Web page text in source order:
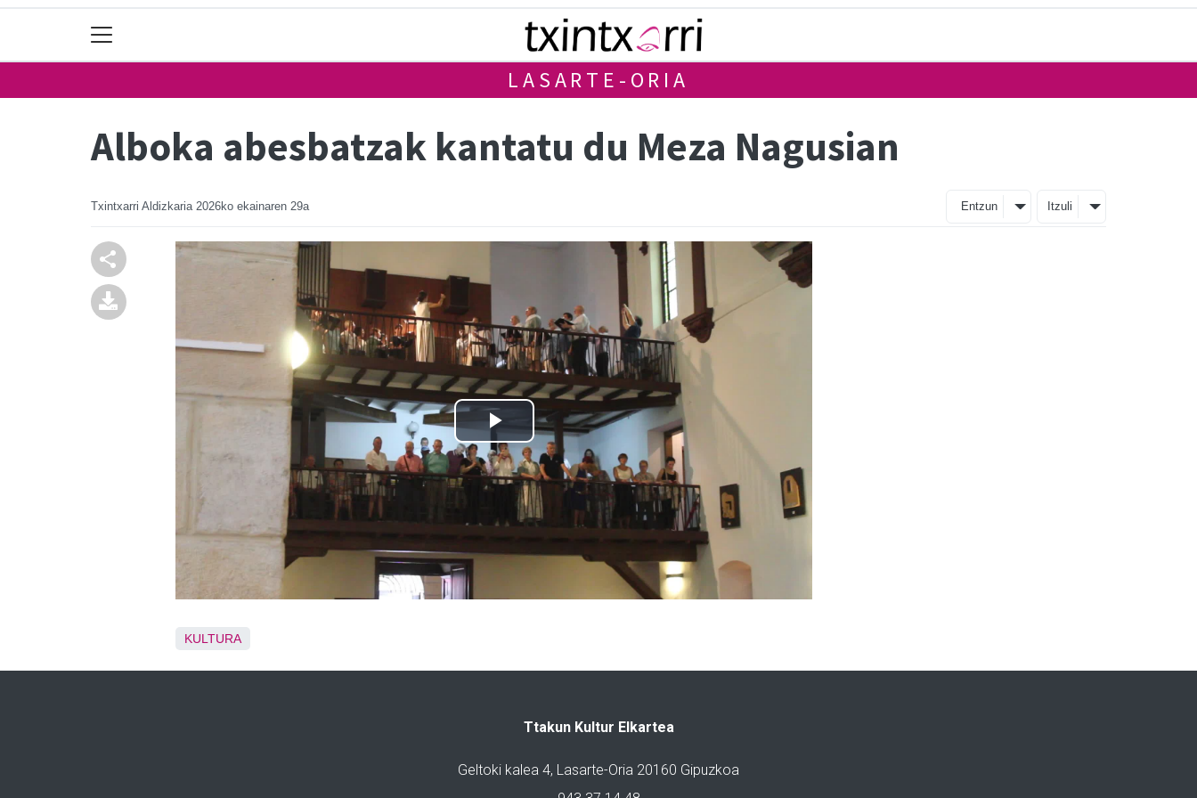
LASARTE-ORIA
Alboka abesbatzak kantatu du Meza Nagusian
Txintxarri Aldizkaria 2026ko ekainaren 29a Entzun Itzuli
KULTURA
Ttakun Kultur Elkartea
Geltoki kalea 4, Lasarte-Oria 20160 Gipuzkoa